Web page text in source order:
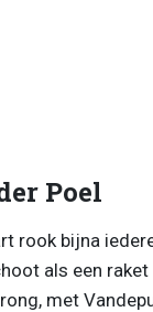
Poel
rook bijna
als een
met